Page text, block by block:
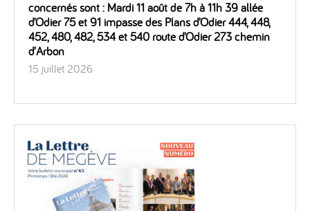
concernés sont : Mardi 11 août de 7h à 11h 39 allée
d’Odier 75 et 91 impasse des Plans d’Odier 444, 448,
452, 480, 482, 534 et 540 route d’Odier 273 chemin
d’Arbon
15 juillet 2026